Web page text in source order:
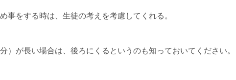
事をする時は、生徒の考えを考慮してくれる。
）が長い場合は、後ろにくるというのも知っておいてください。